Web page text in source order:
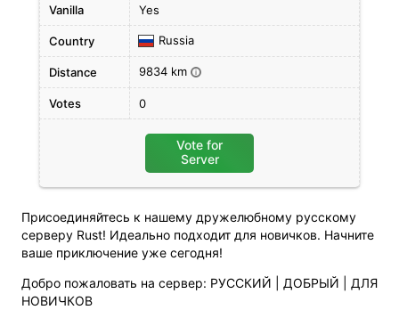
Присоединяйтесь к нашему дружелюбному русскому
серверу Rust! Идеально подходит для новичков. Начните
ваше приключение уже сегодня!
Добро пожаловать на сервер: РУССКИЙ | ДОБРЫЙ | ДЛЯ
НОВИЧКОВ
Vanilla Yes
Country Russia
Distance 9834 km i
Votes 0
Vote for
Server